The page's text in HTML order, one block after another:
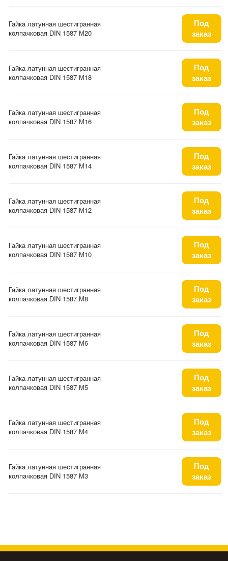
Гайка латунная шестигранная
колпачковая DIN 1587 М20
Под
заказ
Гайка латунная шестигранная
колпачковая DIN 1587 М18
Под
заказ
Гайка латунная шестигранная
колпачковая DIN 1587 М16
Под
заказ
Гайка латунная шестигранная
колпачковая DIN 1587 М14
Под
заказ
Гайка латунная шестигранная
колпачковая DIN 1587 М12
Под
заказ
Гайка латунная шестигранная
колпачковая DIN 1587 М10
Под
заказ
Гайка латунная шестигранная
колпачковая DIN 1587 М8
Под
заказ
Гайка латунная шестигранная
колпачковая DIN 1587 М6
Под
заказ
Гайка латунная шестигранная
колпачковая DIN 1587 М5
Под
заказ
Гайка латунная шестигранная
колпачковая DIN 1587 М4
Под
заказ
Гайка латунная шестигранная
колпачковая DIN 1587 М3
Под
заказ